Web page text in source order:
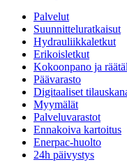
Palvelut
Suunnitteluratkaisut
Hydrauliikkaletkut
Erikoisletkut
Kokoonpano ja
Päävarasto
Digitaaliset
Myymälät
Palveluvarastot
Ennakoiva kartoitus
Enerpac-huolto
24h päivystys